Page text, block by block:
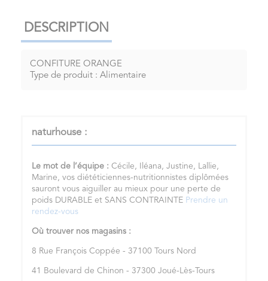
DESCRIPTION
CONFITURE ORANGE
Type de produit : Alimentaire
naturhouse :
Le mot de l’équipe : Cécile, Iléana, Justine, Lallie,
Marine, vos diététiciennes-nutritionnistes diplômées
sauront vous aiguiller au mieux pour une perte de
poids DURABLE et SANS CONTRAINTE Prendre un
rendez-vous
Où trouver nos magasins :
8 Rue François Coppée - 37100 Tours Nord
41 Boulevard de Chinon - 37300 Joué-Lès-Tours